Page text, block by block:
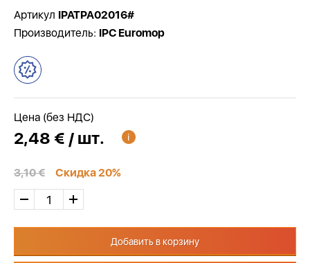
Артикул IPATPA02016#
Производитель: IPC Euromop
Цена (без НДС)
2,48 € / шт.
3,10 € Скидка 20%
Добавить в корзину